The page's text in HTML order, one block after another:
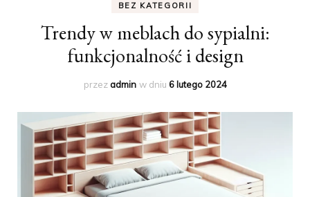
BEZ KATEGORII
Trendy w meblach do sypialni:
funkcjonalność i design
przezadmin w dniu 6 lutego 2024